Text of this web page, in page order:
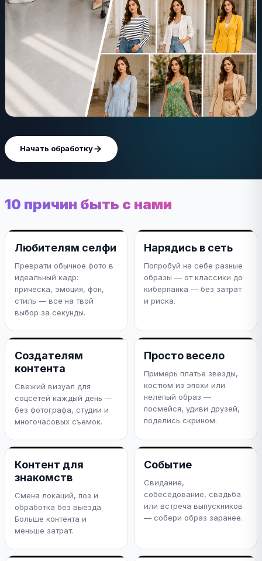
Начать обработку
10 причин быть с нами
Любителям селфи
Преврати обычное фото в
идеальный кадр:
прическа, эмоция, фон,
стиль — все на твой
выбор за секунды.
Нарядись в сеть
Попробуй на себе разные
образы — от классики до
киберпанка — без затрат
и риска.
Создателям
контента
Свежий визуал для
соцсетей каждый день —
без фотографа, студии и
многочасовых съемок.
Просто весело
Примерь платье звезды,
костюм из эпохи или
нелепый образ —
посмейся, удиви друзей,
поделись скрином.
Контент для
знакомств
Смена локаций, поз и
обработка без выезда.
Больше контента и
меньше затрат.
Событие
Свидание,
собеседование, свадьба
или встреча выпускников
— собери образ заранее.